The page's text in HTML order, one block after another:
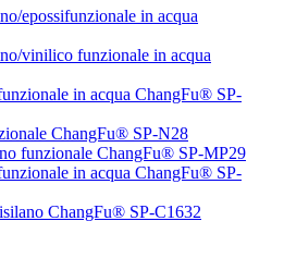
epossifunzionale in acqua
vinilico funzionale in acqua
in acqua ChangFu® SP-
ChangFu® SP-N28
funzionale ChangFu® SP-MP29
in acqua ChangFu® SP-
ChangFu® SP-C1632